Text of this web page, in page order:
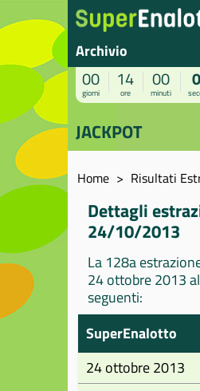
Archivio
00
giorni
14
ore
00
minuti
JACKPOT
Home Risultati
Dettagli
24/10/2013
La 128a
24 ottobre 2013
seguenti:
SuperEnalotto
24 ottobre 2013